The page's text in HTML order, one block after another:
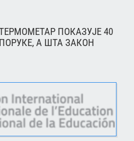
ПОКАЗУЈЕ 40
А ШТА ЗАКОН